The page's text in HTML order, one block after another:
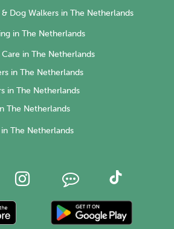
Dog Walkers in The Netherlands
in The Netherlands
in The Netherlands
in The Netherlands
in The Netherlands
The Netherlands
The Netherlands